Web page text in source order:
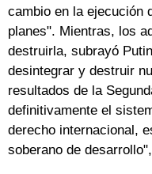
cambio en la ejecución
planes". Mientras, los
destruirla, subrayó
desintegrar y destruir
resultados de la
definitivamente el
derecho internacional,
soberano de